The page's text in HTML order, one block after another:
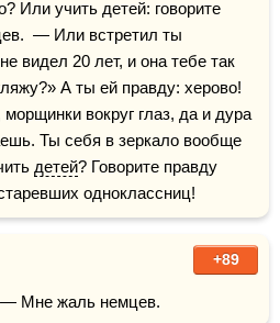
видел 20 лет, и она тебе так
А ты ей правду: херово!
вокруг глаз, да и дура
Ты себя в зеркало вообще
детей? Говорите правду
одноклассниц!
+89
Мне жаль немцев.